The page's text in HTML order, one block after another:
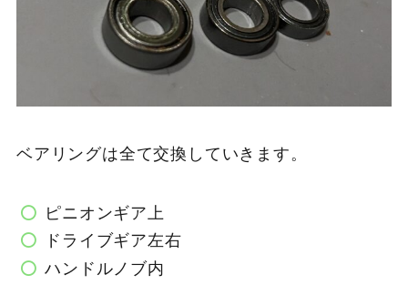
ベアリングは全て交換していきます。
ピニオンギア上
ドライブギア左右
ハンドルノブ内